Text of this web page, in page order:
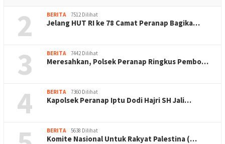
2 BERITA 7512 Dilihat
Jelang HUT RI ke 78 Camat Peranap Bagika…
3 BERITA 7442 Dilihat
Meresahkan, Polsek Peranap Ringkus Pembo…
4 BERITA 7360 Dilihat
Kapolsek Peranap Iptu Dodi Hajri SH Jali…
BERITA 5638 Dilihat
Komite Nasional Untuk Rakyat Palestina (…